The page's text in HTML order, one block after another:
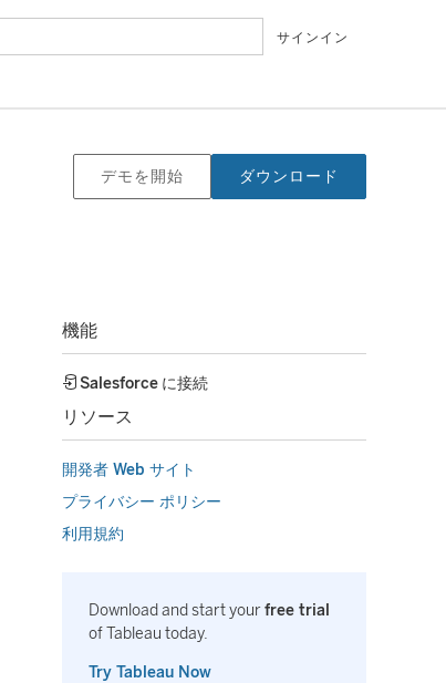
サインイン
デモを開始 ダウンロード
機能
Salesforce に接続
リソース
開発者 Web サイト
プライバシー ポリシー
利用規約
Download and start yourfree trial
of Tableau today.
Try Tableau Now